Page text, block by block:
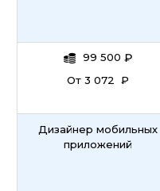
99 500 ₽
От 3 072 ₽
Дизайнер мобильных
приложений